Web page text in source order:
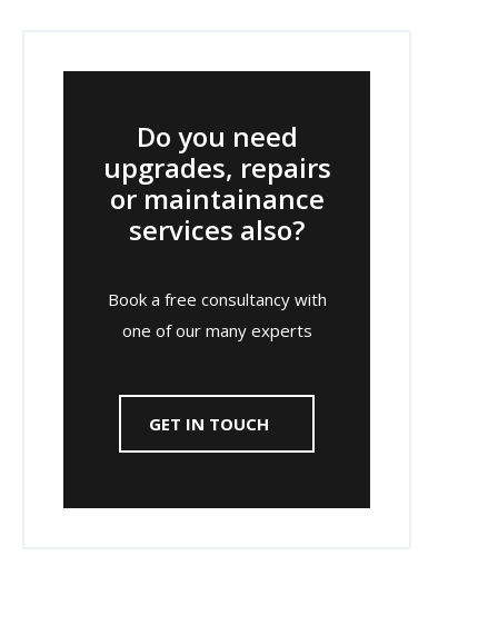
Do you need
upgrades, repairs
or maintainance
services also?
Book a free consultancy with
one of our many experts
GET IN TOUCH